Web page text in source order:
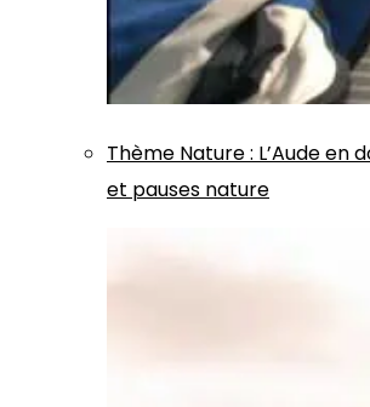
Thème Nature: L’Aude en
et pauses nature